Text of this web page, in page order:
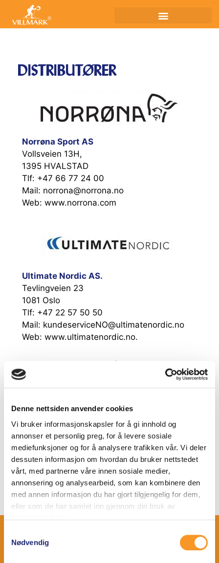
Denne nettsiden anvender cookies
Vi bruker informasjonskapsler for å gi innhold og
annonser et personlig preg, for å levere sosiale
mediefunksjoner og for å analysere trafikken vår. Vi deler
dessuten informasjon om hvordan du bruker nettstedet
vårt, med partnerne våre innen sosiale medier,
annonsering og analysearbeid, som kan kombinere den
med annen informasjon du har gjort tilgjengelig for dem,
eller som de har samlet inn gjennom din bruk av
Nødvendig
DISTRIBUTØRER
Norrøna Sport AS
Vollsveien 13H,
1395 HVALSTAD
Tlf: +47 66 77 24 00
Mail: norrona@norrona.no
Web: www.norrona.com
Ultimate Nordic AS.
Tevlingveien 23
1081 Oslo
Tlf: +47 22 57 50 50
Mail: kundeserviceNO@ultimatenordic.no
Web: www.ultimatenordic.no.
Bygdinvegen 3787
2953 Beitostølen
Mail: kundeservice@fjellkjeden.no
Web: https://www.fjellkjeden.no/
IMPREGNERING